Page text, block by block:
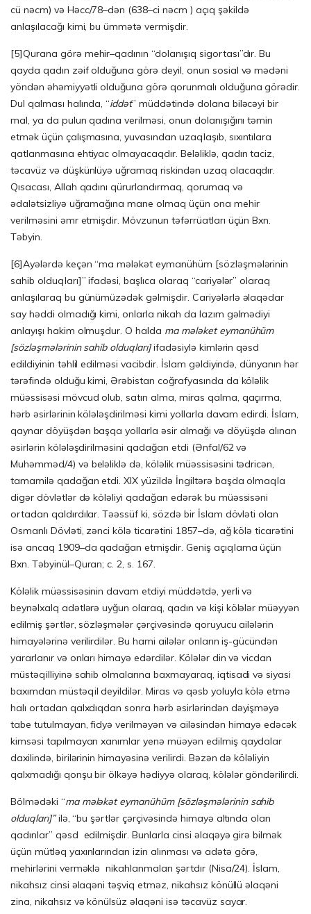
cü nəcm) və Həcc/78–dən (638–ci nəcm ) açıq şəkildə
anlaşılacağı kimi, bu ümmətə vermişdir.
[5]Qurana görə mehir–qadının “dolanışıq sigortası”dır. Bu
qayda qadın zəif olduğuna görə deyil, onun sosial və mədəni
yöndən əhəmiyyətli olduğuna görə qorunmalı olduğuna görədir.
Dul qalması halında, “iddət” müddətində dolana biləcəyi bir
mal, ya da pulun qadına verilməsi, onun dolanışığını təmin
etmək üçün çalışmasına, yuvasından uzaqlaşıb, sıxıntılara
qatlanmasına ehtiyac olmayacaqdır. Beləliklə, qadın taciz,
təcavüz və düşkünlüyə uğramaq riskindən uzaq olacaqdır.
Qısacası, Allah qadını qürurlandırmaq, qorumaq və
ədalətsizliyə uğramağına mane olmaq üçün ona mehir
verilməsini əmr etmişdir. Mövzunun təfərrüatları üçün Bxn.
Təbyin.
[6]Ayələrdə keçən “ma mələkət eymanühüm [sözləşmələrinin
sahib olduqları]” ifadəsi, başlıca olaraq “cariyələr” olaraq
anlaşılaraq bu günümüzədək gəlmişdir. Cariyələrlə əlaqədar
say həddi olmadığı kimi, onlarla nikah da lazım gəlmədiyi
anlayışı hakim olmuşdur. O halda ma mələket eymanühüm
[sözləşmələrinin sahib olduqları]ifadəsiylə kimlərin qəsd
edildiyinin təhlil edilməsi vacibdir. İslam gəldiyində, dünyanın hər
tərəfində olduğu kimi, Ərəbistan coğrafyasında da köləlik
müəssisəsi mövcud olub, satın alma, miras qalma, qaçırma,
hərb əsirlərinin kölələşdirilməsi kimi yollarla davam edirdi. İslam,
qaynar döyüşdən başqa yollarla əsir almağı və döyüşdə alınan
əsirlərin kölələşdirilməsini qadağan etdi (Ənfal/62 və
Muhəmməd/4) və beləliklə də, köləlik müəssisəsini tədricən,
tamamilə qadağan etdi. XIX yüzildə İngiltərə başda olmaqla
digər dövlətlər də köləliyi qadağan edərək bu müəssisəni
ortadan qaldırdılar. Təəssüf ki, sözdə bir İslam dövləti olan
Osmanlı Dövləti, zənci kölə ticarətini 1857–də, ağ kölə ticarətini
isə ancaq 1909–da qadağan etmişdir. Geniş açıqlama üçün
Bxn. Təbyinül–Quran; c. 2, s. 167.
Köləlik müəssisəsinin davam etdiyi müddətdə, yerli və
beynəlxalq adətlərə uyğun olaraq, qadın və kişi kölələr müəyyən
edilmiş şərtlər, sözləşmələr çərçivəsində qoruyucu ailələrin
himayələrinə verilirdilər. Bu hami ailələr onların iş-gücündən
yararlanır və onları himayə edərdilər. Kölələr din və vicdan
müstəqilliyinə sahib olmalarına baxmayaraq, iqtisadi və siyasi
baxımdan müstəqil deyildilər. Miras və qəsb yoluyla kölə etmə
halı ortadan qalxdıqdan sonra hərb əsirlərindən dəyişməyə
tabe tutulmayan, fidyə verilməyən və ailəsindən himayə edəcək
kimsəsi tapılmayan xanımlar yenə müəyən edilmiş qaydalar
daxilində, birilərinin himayəsinə verilirdi. Bəzən də köləliyin
qalxmadığı qonşu bir ölkəyə hədiyyə olaraq, kölələr göndərilirdi.
Bölmədəki “ma mələkət eymanühüm [sözləşmələrinin sahib
olduqları]”ilə, “bu şərtlər çərçivəsində himayə altında olan
qadınlar” qəsd edilmişdir. Bunlarla cinsi əlaqəyə girə bilmək
üçün mütləq yaxınlarından izin alınması və adətə görə,
mehirlərini verməklə nikahlanmaları şərtdır (Nisa/24). İslam,
nikahsız cinsi əlaqəni təşviq etməz, nikahsız könüllü əlaqəni
zina, nikahsız və könülsüz əlaqəni isə təcavüz sayar.